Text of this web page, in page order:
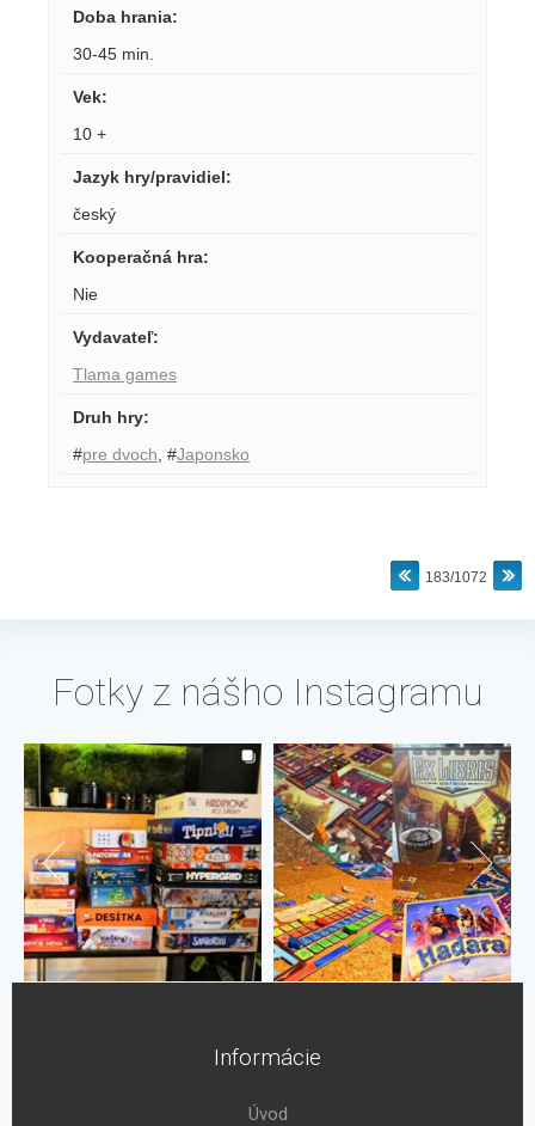
Doba hrania:
30-45 min.
Vek:
10 +
Jazyk hry/pravidiel:
český
Kooperačná hra:
Nie
Vydavateľ:
Tlama games
Druh hry:
#pre dvoch #Japonsko
183/1072
Fotky z nášho Instagramu
Informácie
Úvod